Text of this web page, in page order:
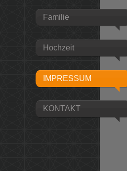
Familie
Hochzeit
IMPRESSUM
KONTAKT